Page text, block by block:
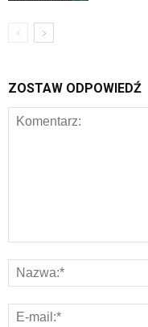
ZOSTAW ODPOWIEDŹ